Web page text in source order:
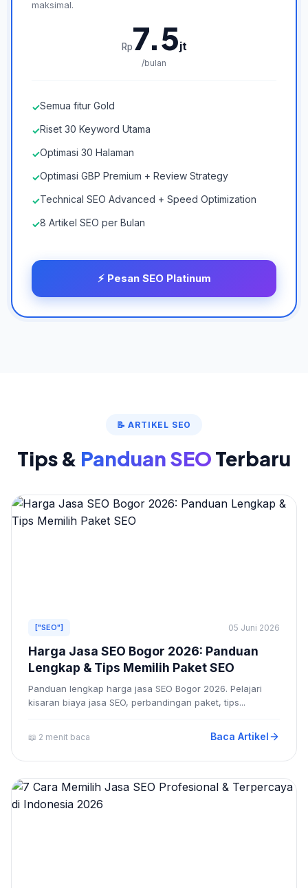
maksimal.
Rp7.5jt
/bulan
✓Semua fitur Gold
✓Riset 30 Keyword Utama
✓Optimasi 30 Halaman
✓Optimasi GBP Premium + Review Strategy
✓Technical SEO Advanced + Speed Optimization
✓8 Artikel SEO per Bulan
⚡ Pesan SEO Platinum
📝 ARTIKEL SEO
Tips & Panduan SEOTerbaru
["SEO"] 05 Juni 2026
Harga Jasa SEO Bogor 2026: Panduan
Lengkap & Tips Memilih Paket SEO
Panduan lengkap harga jasa SEO Bogor 2026. Pelajari
kisaran biaya jasa SEO, perbandingan paket, tips...
📖 2 menit baca Baca Artikel